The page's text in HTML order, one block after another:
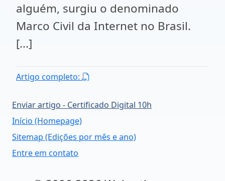
alguém, surgiu o denominado
Marco Civil da Internet no Brasil.
[...]
Artigo completo:
Enviar artigo - Certificado Digital 10h
Início (Homepage)
Sitemap (Edições por mês e ano)
Entre em contato